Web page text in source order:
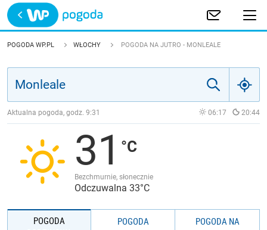
Trwa ładowanie
POLSKA
JAKOŚĆ POWIETRZA
POGODA WP.PL WŁOCHY POGODA NA JUTRO - MONLEALE
Aktualna pogoda, godz. 9:31 06:17 20:44
31
Bezchmurnie, słonecznie
Odczuwalna 33°C
POGODA
POGODA
POGODA NA